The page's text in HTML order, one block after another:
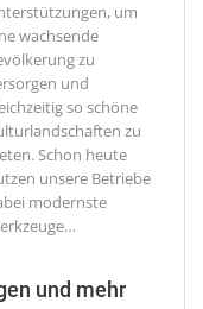
um
wachsende
zu
und
so schöne
zu
Schon heute
unsere Betriebe
modernste
…
und mehr